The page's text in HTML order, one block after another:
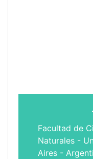
Facultad de
Naturales -
Aires -